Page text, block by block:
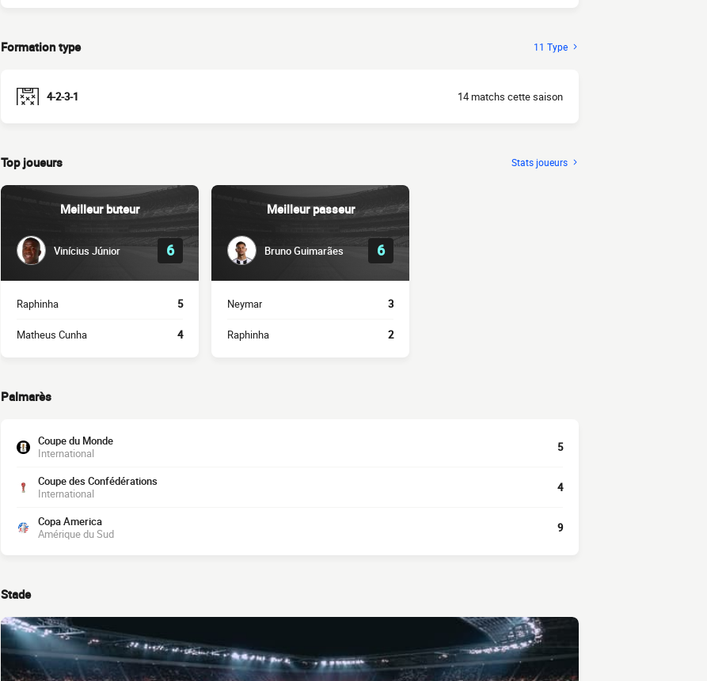
Formation type 11 Type
4-2-3-1 14 matchs cette saison
Top joueurs Stats joueurs
Meilleur buteur
Vinícius Júnior 6
Raphinha 5
Matheus Cunha 4
Meilleur passeur
Bruno Guimarães 6
Neymar 3
Raphinha 2
Palmarès
Coupe du Monde
International
5
Coupe des Confédérations
International
4
Copa America
Amérique du Sud
9
Stade